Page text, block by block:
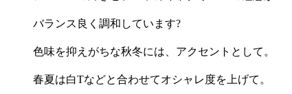
バランス良く調和しています?
色味を抑えがちな秋冬には、アクセントとして。
春夏は白Tなどと合わせてオシャレ度を上げて。